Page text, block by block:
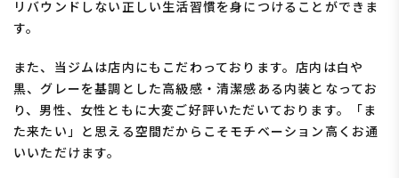
リバウンドしない正しい生活習慣を身につけることができま
す。
また、当ジムは店内にもこだわっております。店内は白や
黒、グレーを基調とした高級感・清潔感ある内装となってお
り、男性、女性ともに大変ご好評いただいております。「ま
た来たい」と思える空間だからこそモチベーション高くお通
いいただけます。